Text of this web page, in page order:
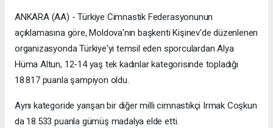
ANKARA (AA) - Türkiye Cimnastik Federasyonunun
açıklamasına göre, Moldova'nın başkenti Kişinev'de düzenlenen
organizasyonda Türkiye'yi temsil eden sporculardan Alya
Hüma Altun, 12-14 yaş tek kadınlar kategorisinde topladığı
18.817 puanla şampiyon oldu.
Aynı kategoride yarışan bir diğer milli cimnastikçi Irmak Coşkun
da 18.533 puanla gümüş madalya elde etti.